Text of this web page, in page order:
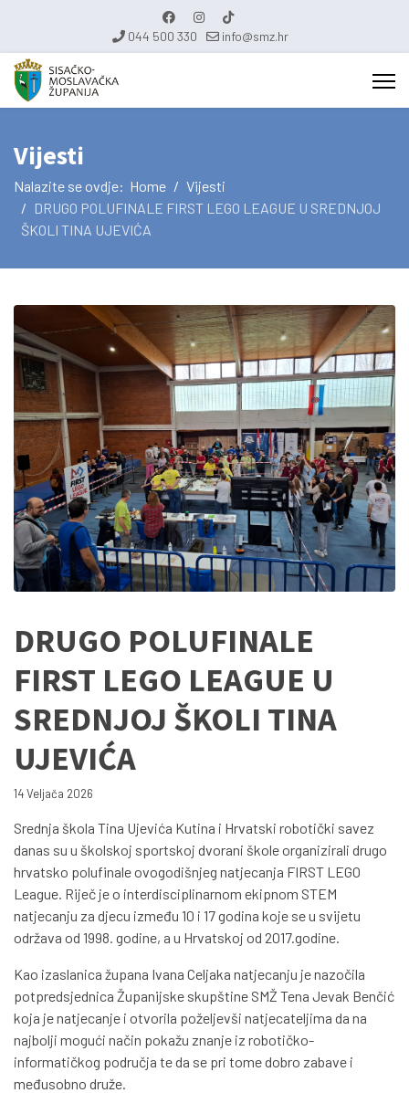
044 500 330 info@smz.hr
Vijesti
Nalazite se ovdje: Home
Vijesti
DRUGO POLUFINALE FIRST LEGO LEAGUE U SREDNJOJ
ŠKOLI TINA UJEVIĆA
DRUGO POLUFINALE
FIRST LEGO LEAGUE U
SREDNJOJ ŠKOLI TINA
UJEVIĆA
14 Veljača 2026
Srednja škola Tina Ujevića Kutina i Hrvatski robotički savez
danas su u školskoj sportskoj dvorani škole organizirali drugo
hrvatsko polufinale ovogodišnjeg natjecanja FIRST LEGO
League. Riječ je o interdisciplinarnom ekipnom STEM
natjecanju za djecu između 10 i 17 godina koje se u svijetu
održava od 1998. godine, a u Hrvatskoj od 2017.godine.
Kao izaslanica župana Ivana Celjaka natjecanju je nazočila
potpredsjednica Županijske skupštine SMŽ Tena Jevak Benčić
koja je natjecanje i otvorila poželjevši natjecateljima da na
najbolji mogući način pokažu znanje iz robotičko-
informatičkog područja te da se pri tome dobro zabave i
međusobno druže.